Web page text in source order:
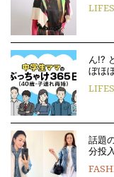
ん!?
ぼほ
話題
分投